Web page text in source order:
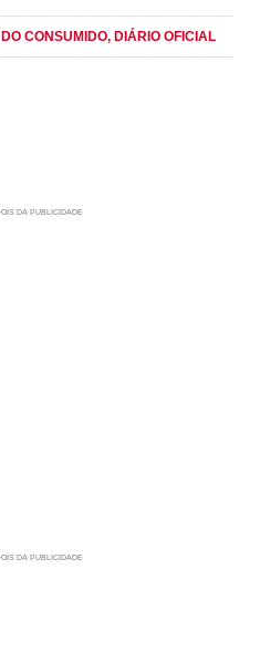
CONSUMIDO, DIÁRIO OFICIAL